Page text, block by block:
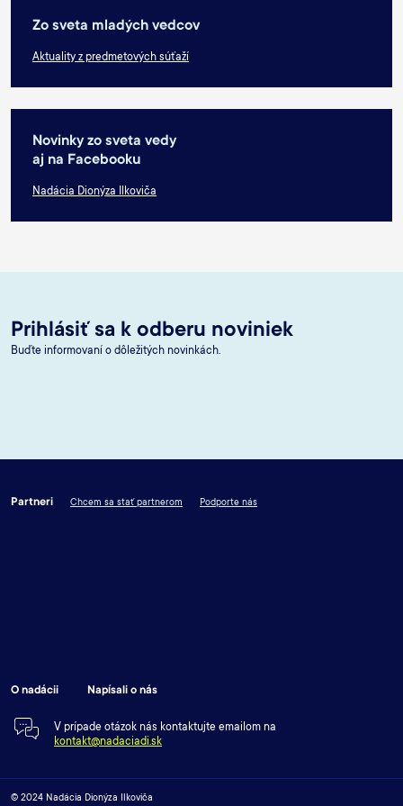
Zo sveta mladých vedcov
Aktuality z predmetových súťaží
Novinky zo sveta vedy
aj na Facebooku
Nadácia Dionýza Ilkoviča
Prihlásiť sa k odberu noviniek
Buďte informovaní o dôležitých novinkách.
Partneri Chcem sa stať partnerom Podporte nás
O nadácii Napísali o nás
V prípade otázok nás kontaktujte emailom na
kontakt@nadaciadi.sk
© 2024 Nadácia Dionýza Ilkoviča